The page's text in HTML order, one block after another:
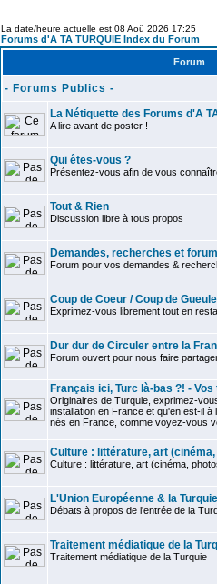
La date/heure actuelle est 08 Aoû 2026 17:25
Forums d'A TA TURQUIE Index du Forum
Forum
- Forums Publics -
La Nétiquette des Forums d'A
A lire avant de poster !
Qui êtes-vous ?
Présentez-vous afin de vous
Tout & Rien
Discussion libre à tous propos
Demandes, recherches et
Forum pour vos demandes &
Coup de Coeur / Coup de Gueule
Exprimez-vous librement tout en
Dur dur de Circuler entre la
Forum ouvert pour nous faire
Français ici, Turc là-bas ?! -
Originaires de Turquie, exprimez-
installation en France et qu'en est-il
nés en France, comme voyez-vous
Culture : littérature, art
Culture : littérature, art (cinéma,
L'Union Européenne & la Turquie
Débats à propos de l'entrée de la
Traitement médiatique de la
Traitement médiatique de la Turquie